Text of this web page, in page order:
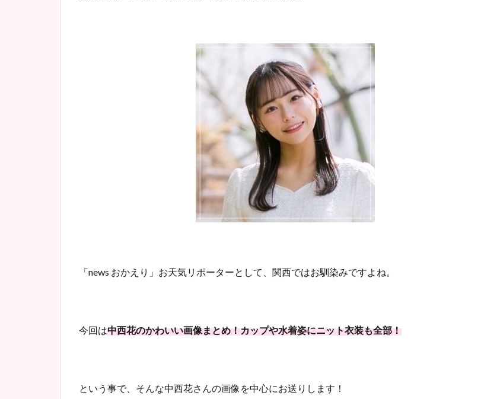
「news おかえり」お天気リポーターとして、関西ではお馴染みですよね。
今回は中西花のかわいい画像まとめ！カップや水着姿にニット衣装も全部！
という事で、そんな中西花さんの画像を中心にお送りします！